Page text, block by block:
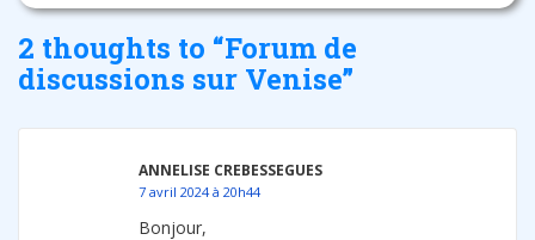
2 thoughts to “Forum de
discussions sur Venise”
ANNELISE CREBESSEGUES
7 avril 2024 à 20h44
Bonjour,